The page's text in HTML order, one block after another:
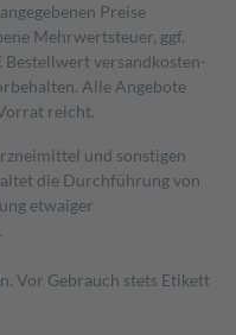
Preise
Mehrwertsteuer, ggf.
Bestell­wert versand­kosten­
Alle Angebote
reicht.
und sonstigen
die Durchführung von
etwaiger
Vor Gebrauch stets Etikett